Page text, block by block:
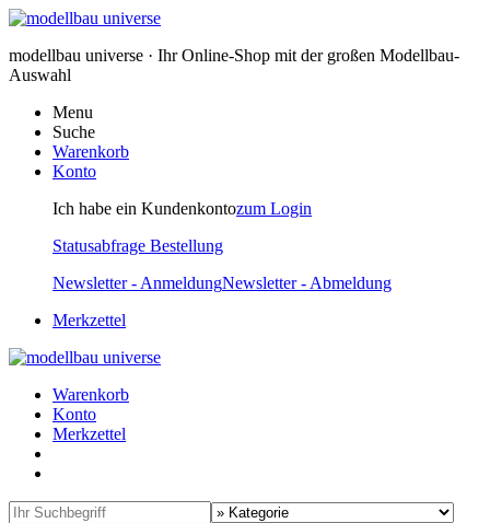
modellbau universe · Ihr Online-Shop mit der großen Modellbau-
Auswahl
Menu
Suche
Warenkorb
Konto
Ich habe ein Kundenkontozum Login
Statusabfrage Bestellung
Newsletter - AnmeldungNewsletter - Abmeldung
Merkzettel
Warenkorb
Konto
Merkzettel